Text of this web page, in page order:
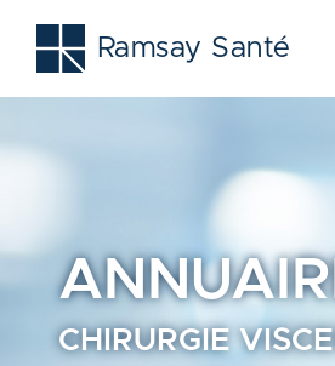
Ramsay Santé
CHIRURGIE